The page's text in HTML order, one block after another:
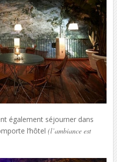
également séjourner dans
l’hôtel (l’ambiance est